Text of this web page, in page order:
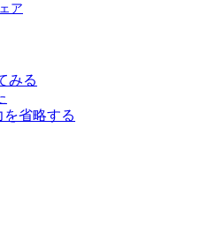
ア
みる
省略する